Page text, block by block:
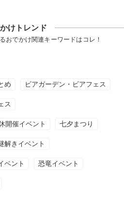
けトレンド
おでかけ関連キーワードはコレ！
め ビアガーデン・ビアフェス
ス
開催イベント 七夕まつり
解きイベント
ベント 恐竜イベント